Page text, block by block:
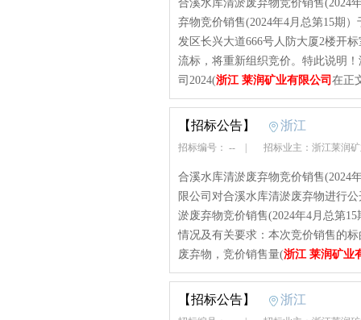
合溪水库清淤废弃物竞价销售(2024
弃物竞价销售(2024年4月总第15期
发区长兴大道666号人防大厦2楼开
流标，将重新组织竞价。特此说明
司2024(浙江 莱润矿业有限公司 在正
【招标公告】 浙江
招标编号： -- 招标业主：浙江莱润
合溪水库清淤废弃物竞价销售(2024
限公司对合溪水库清淤废弃物进行
淤废弃物竞价销售(2024年4月总第
情况及有关要求：本次竞价销售的
废弃物，竞价销售量(浙江 莱润矿业
【招标公告】 浙江